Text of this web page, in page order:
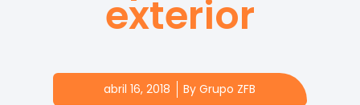
exterior
abril 16, 2018 By Grupo ZFB